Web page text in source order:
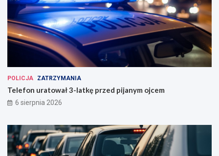
POLICJA ZATRZYMANIA
Telefon uratował 3-latkę przed pijanym ojcem
6 sierpnia 2026